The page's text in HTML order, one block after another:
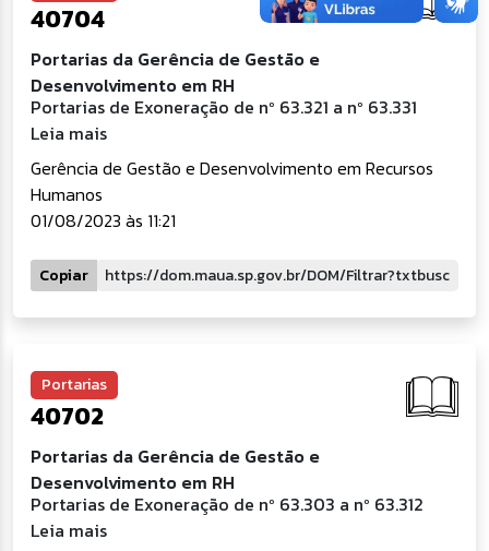
40704
Portarias da Gerência de Gestão e
Desenvolvimento em RH
Portarias de Exoneração de nº 63.321 a nº 63.331
Leia mais
Gerência de Gestão e Desenvolvimento em Recursos
Humanos
01/08/2023 às 11:21
Copiar
Portarias
40702
Portarias da Gerência de Gestão e
Desenvolvimento em RH
Portarias de Exoneração de nº 63.303 a nº 63.312
Leia mais